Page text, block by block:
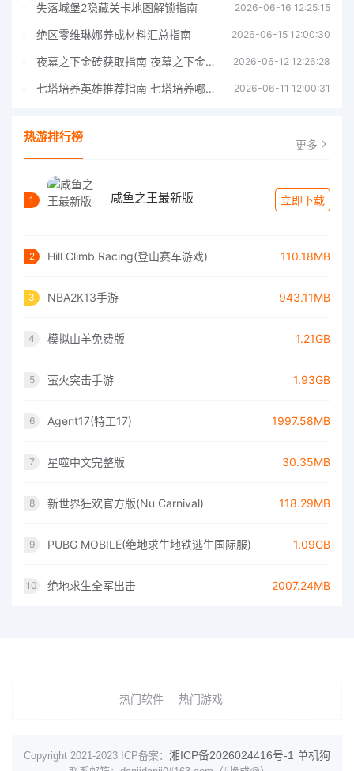
失落城堡2隐藏关卡地图解锁指南 2026-06-16 12:25:15
绝区零维琳娜养成材料汇总指南 2026-06-15 12:00:30
夜幕之下金砖获取指南 夜幕之下金砖获取方法 2026-06-12 12:26:28
七塔培养英雄推荐指南 七塔培养哪个英雄好 2026-06-11 12:00:31
热游排行榜 更多
1 咸鱼之王最新版 立即下载
2 Hill Climb Racing(登山赛车游戏) 110.18MB
3 NBA2K13手游 943.11MB
4 模拟山羊免费版 1.21GB
5 萤火突击手游 1.93GB
6 Agent17(特工17) 1997.58MB
7 星噬中文完整版 30.35MB
8 新世界狂欢官方版(Nu Carnival) 118.29MB
9 PUBG MOBILE(绝地求生地铁逃生国际服) 1.09GB
10 绝地求生全军出击 2007.24MB
热门软件 热门游戏
Copyright 2021-2023 ICP备案： 湘ICP备2026024416号-1 单机狗